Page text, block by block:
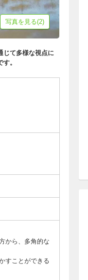
写真を見る(2)
じて多様な視点に
。
から、多角的な
すことができる